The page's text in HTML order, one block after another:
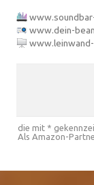
www.dein-
die mit *
Als Amazon-